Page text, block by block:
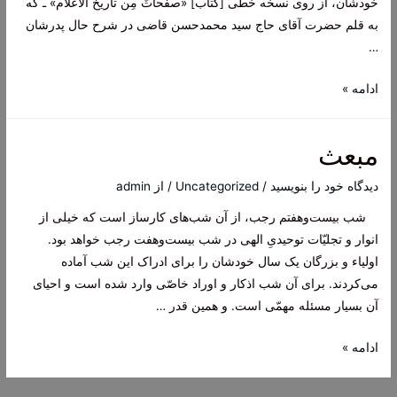
اسئلک
بمعانی
…
به قلم حضرت آقای حاج سید محمدحسن قاضی در شرح حال پدرشان
…
دستورات
قاضی
رجب
و
شعبان
و
رمضان
ادامه »
مبعث
دیدگاه‌ خود را بنویسید /
Uncategorized / از admin
شب بیست‌وهفتم رجب، از آن شب‌هاى کارساز است که خیلى از
انوار و تجلیّات توحیدىِ الهى در شب بیست‌وهفت رجب خواهد بود.
اولیاء و بزرگان یک سال خودشان را براى ادراک این شب آماده
مى‌کردند. برای آن شب اذکار و اوراد خاصّى وارد شده است و احیای
آن بسیار مسئله مهمّى است. و همین قدر …
مبعث
ادامه »